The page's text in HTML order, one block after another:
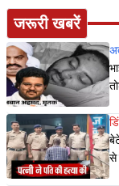
जरूरी खबरें
से